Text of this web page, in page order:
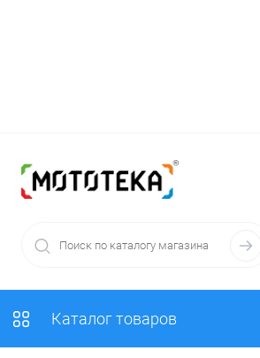
Каталог товаров